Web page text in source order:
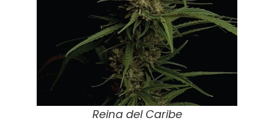
Reina del Caribe